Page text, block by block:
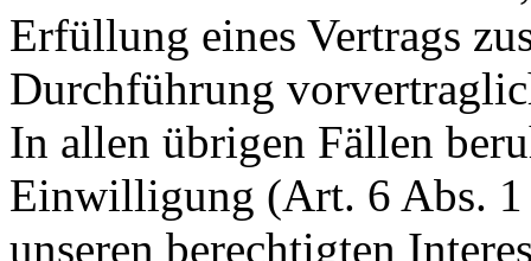
Erfüllung eines Vertrags
Durchführung
In allen übrigen Fällen
Einwilligung (Art. 6 Abs.
unseren berechtigten